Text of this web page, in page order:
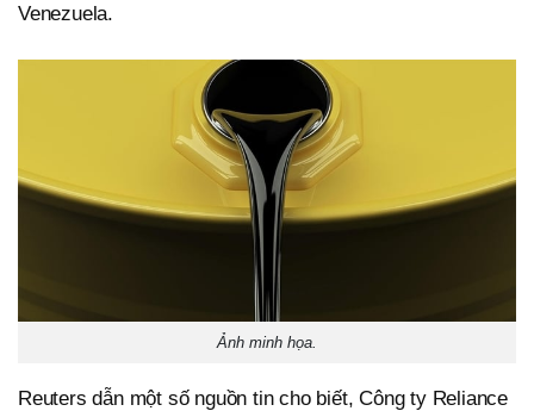
Venezuela.
Ảnh minh họa.
Reuters dẫn một số nguồn tin cho biết, Công ty Reliance